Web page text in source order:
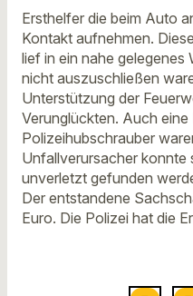
Ersthelfer die beim Auto
Kontakt aufnehmen.
lief in ein nahe gelegenes
nicht auszuschließen
Unterstützung der
Verunglückten. Auch eine
Polizeihubschrauber
Unfallverursacher konnte
unverletzt gefunden
Der entstandene
Euro. Die Polizei hat die